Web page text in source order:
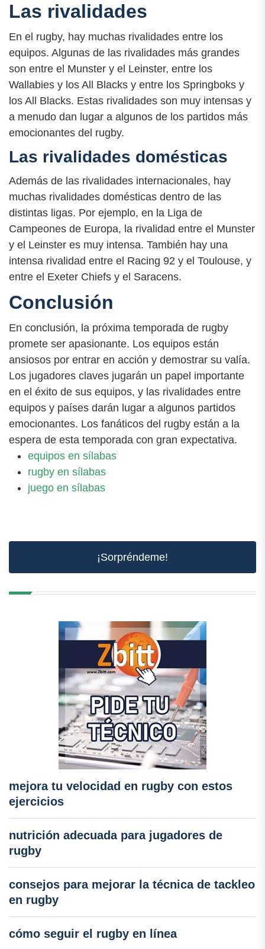
Las rivalidades
En el rugby, hay muchas rivalidades entre los
equipos. Algunas de las rivalidades más grandes
son entre el Munster y el Leinster, entre los
Wallabies y los All Blacks y entre los Springboks y
los All Blacks. Estas rivalidades son muy intensas y
a menudo dan lugar a algunos de los partidos más
emocionantes del rugby.
Las rivalidades domésticas
Además de las rivalidades internacionales, hay
muchas rivalidades domésticas dentro de las
distintas ligas. Por ejemplo, en la Liga de
Campeones de Europa, la rivalidad entre el Munster
y el Leinster es muy intensa. También hay una
intensa rivalidad entre el Racing 92 y el Toulouse, y
entre el Exeter Chiefs y el Saracens.
Conclusión
En conclusión, la próxima temporada de rugby
promete ser apasionante. Los equipos están
ansiosos por entrar en acción y demostrar su valía.
Los jugadores claves jugarán un papel importante
en el éxito de sus equipos, y las rivalidades entre
equipos y países darán lugar a algunos partidos
emocionantes. Los fanáticos del rugby están a la
espera de esta temporada con gran expectativa.
equipos en sílabas
rugby en sílabas
juego en sílabas
¡Sorpréndeme!
mejora tu velocidad en rugby con estos
ejercicios
nutrición adecuada para jugadores de
rugby
consejos para mejorar la técnica de tackleo
en rugby
cómo seguir el rugby en línea